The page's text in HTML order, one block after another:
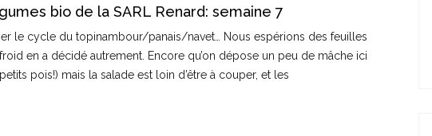
bio de la SARL Renard: semaine 7
le cycle du topinambour/panais/navet… Nous espérions des feuilles
en a décidé autrement. Encore qu’on dépose un peu de mâche ici
pois!) mais la salade est loin d’être à couper, et les